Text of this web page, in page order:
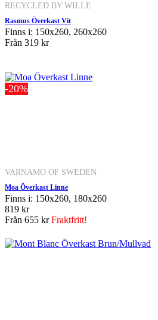
RECYCLED BY WILLE
Rasmus Överkast Vit
Finns i: 150x260, 260x260
Från 319 kr
-20%
VARNAMO OF SWEDEN
Moa Överkast Linne
Finns i: 150x260, 180x260
819 kr
Från 655 krFraktfritt!